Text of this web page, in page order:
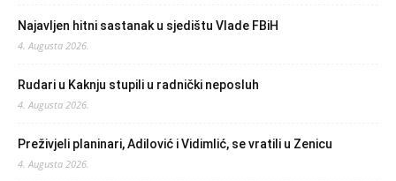
Najavljen hitni sastanak u sjedištu Vlade FBiH
4. Augusta 2026.
Rudari u Kaknju stupili u radnički neposluh
4. Augusta 2026.
Preživjeli planinari, Adilović i Vidimlić, se vratili u Zenicu
4. Augusta 2026.